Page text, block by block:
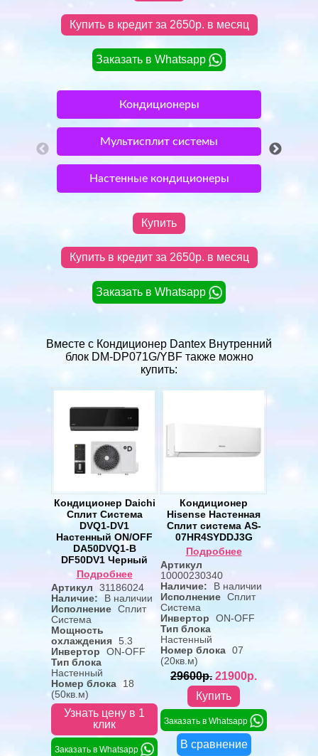
Купить в кредит за 2650р. в месяц
Заказать в Whatsapp
Кондиционеры
Мультисплит системы
Настенные кондиционеры
Купить
Купить в кредит за 2650р. в месяц
Заказать в Whatsapp
Вместе с Кондиционер Dantex Внутренний
блок DM-DP071G/YBF также можно
купить:
Кондиционер Daichi
Сплит Система
DVQ1-DV1
Настенный ON/OFF
DA50DVQ1-B
DF50DV1 Черный
Подробнее
Артикул
31186024
Наличие:
В наличии
Исполнение Сплит
Система
Мощность
охлаждения 5.3
Инвертор
ON-OFF
Тип блока
Настенный
Номер блока
18
(50кв.м)
Узнать цену в 1
клик
Заказать в Whatsapp
Кондиционер
Hisense Настенная
Сплит система AS-
07HR4SYDDJ3G
Подробнее
Артикул
10000230340
Наличие:
В наличии
Исполнение Сплит
Система
Инвертор
ON-OFF
Тип блока
Настенный
Номер блока 07
(20кв.м)
29600р. 21900р.
Купить
Заказать в Whatsapp
В сравнение